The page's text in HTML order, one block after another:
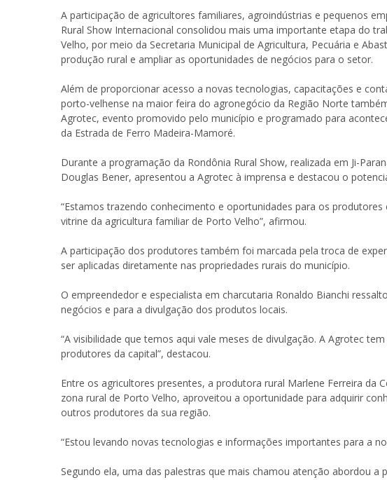
A participação de agricultores familiares, agroindústrias e pequenos
Rural Show Internacional consolidou mais uma importante etapa do
Velho, por meio da Secretaria Municipal de Agricultura, Pecuária e
produção rural e ampliar as oportunidades de negócios para o setor.
Além de proporcionar acesso a novas tecnologias, capacitações e
porto-velhense na maior feira do agronegócio da Região Norte
Agrotec, evento promovido pelo município e programado para
da Estrada de Ferro Madeira-Mamoré.
Durante a programação da Rondônia Rural Show, realizada em Ji-
Douglas Bener, apresentou a Agrotec à imprensa e destacou o
“Estamos trazendo conhecimento e oportunidades para os
vitrine da agricultura familiar de Porto Velho”, afirmou.
A participação dos produtores também foi marcada pela troca de
ser aplicadas diretamente nas propriedades rurais do município.
O empreendedor e especialista em charcutaria Ronaldo Bianchi
negócios e para a divulgação dos produtos locais.
“A visibilidade que temos aqui vale meses de divulgação. A Agrotec
produtores da capital”, destacou.
Entre os agricultores presentes, a produtora rural Marlene Ferreira da
zona rural de Porto Velho, aproveitou a oportunidade para adquirir
outros produtores da sua região.
“Estou levando novas tecnologias e informações importantes para a
Segundo ela, uma das palestras que mais chamou atenção abordou a